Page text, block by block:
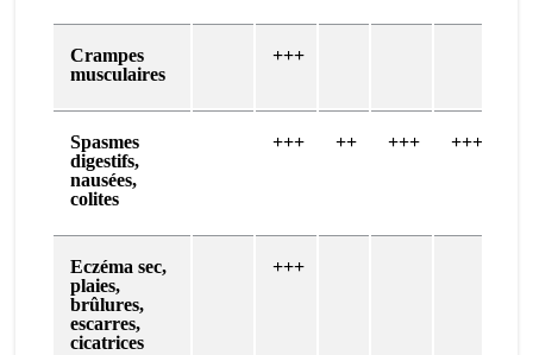
Crampes
musculaires
+++
Spasmes
digestifs,
nausées,
colites
+++ ++ +++ +++
Eczéma sec,
plaies,
brûlures,
escarres,
cicatrices
+++